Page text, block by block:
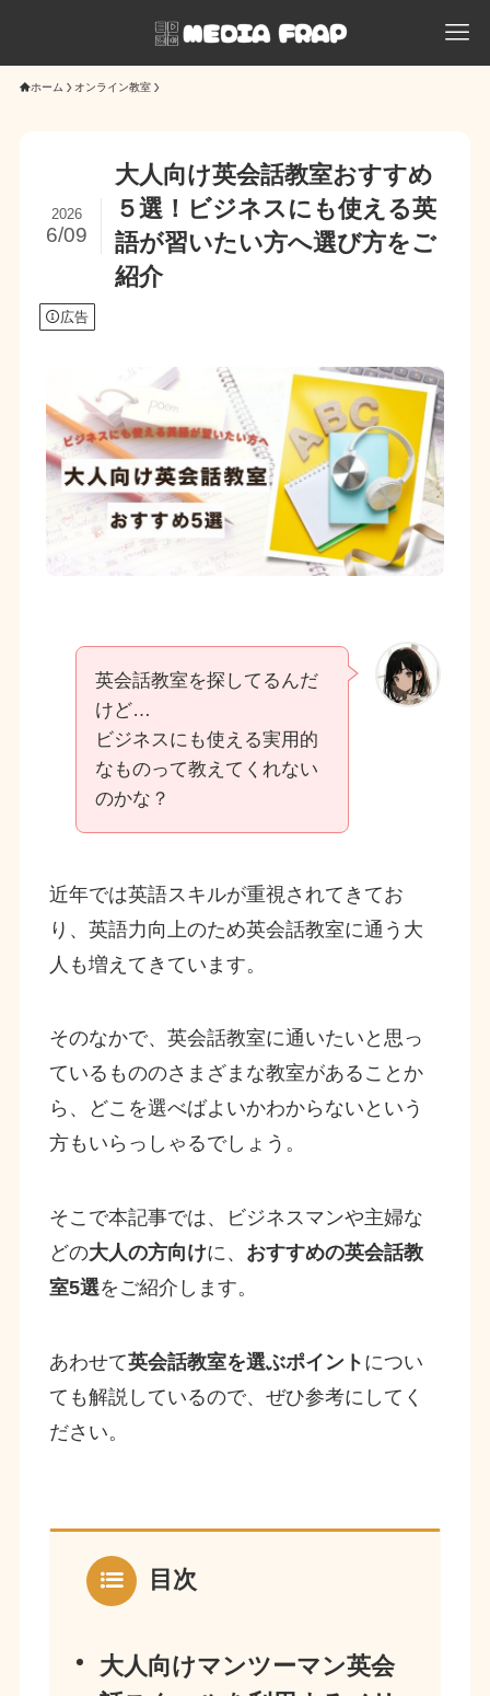
ホーム オンライン教室
大人向け英会話教室おすすめ
５選！ビジネスにも使える英
語が習いたい方へ選び方をご
紹介
2026
6/09
広告
英会話教室を探してるんだ
けど…
ビジネスにも使える実用的
なものって教えてくれない
のかな？
近年では英語スキルが重視されてきてお
り、英語力向上のため英会話教室に通う大
人も増えてきています。
そのなかで、英会話教室に通いたいと思っ
ているもののさまざまな教室があることか
ら、どこを選べばよいかわからないという
方もいらっしゃるでしょう。
そこで本記事では、ビジネスマンや主婦な
どの大人の方向けに、 おすすめの英会話教
室5選をご紹介します。
あわせて英会話教室を選ぶポイント につい
ても解説しているので、ぜひ参考にしてく
ださい。
目次
大人向けマンツーマン英会